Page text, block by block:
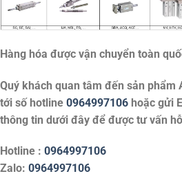
Hàng hóa được vận chuyển toàn
Quý khách quan tâm đến sản phẩm
tới số hotline 0964997106 hoặc gửi
thông tin dưới đây để được tư vấn
Hotline : 0964997106
Zalo: 0964997106